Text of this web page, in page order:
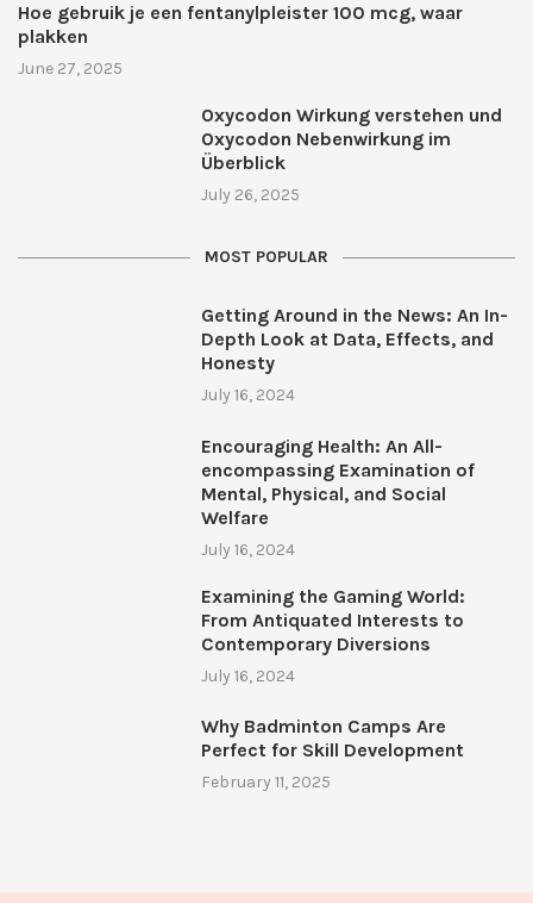
Hoe gebruik je een fentanylpleister 100 mcg, waar
plakken
June 27, 2025
Oxycodon Wirkung verstehen und
Oxycodon Nebenwirkung im
Überblick
July 26, 2025
MOST POPULAR
Getting Around in the News: An In-
Depth Look at Data, Effects, and
Honesty
July 16, 2024
Encouraging Health: An All-
encompassing Examination of
Mental, Physical, and Social
Welfare
July 16, 2024
Examining the Gaming World:
From Antiquated Interests to
Contemporary Diversions
July 16, 2024
Why Badminton Camps Are
Perfect for Skill Development
February 11, 2025